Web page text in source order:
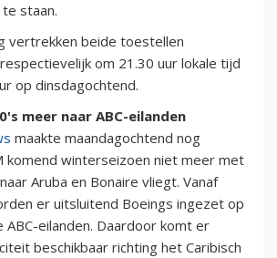
staan.
vertrekken beide toestellen
om 21.30 uur lokale tijd
op dinsdagochtend.
meer naar ABC-eilanden
maakte maandagochtend nog
komend winterseizoen niet meer met
Aruba en Bonaire vliegt. Vanaf
er uitsluitend Boeings ingezet op
ABC-eilanden. Daardoor komt er
beschikbaar richting het Caribisch